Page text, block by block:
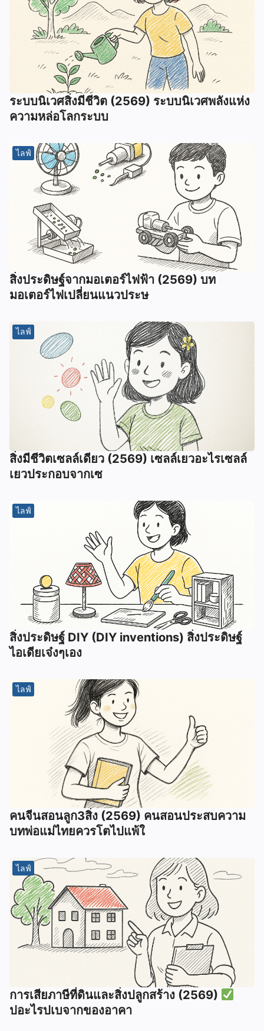
ระบบนิเวศสิ่งมีชีวิต (2569) ระบบนิเวศพลังแห่ง
ความหล่อโลกระบบ
ไลฟ์
สิ่งประดิษฐ์จากมอเตอร์ไฟฟ้า (2569) บท
มอเตอร์ไฟเปลี่ยนแนวประษ
ไลฟ์
สิ่งมีชีวิตเซลล์เดียว (2569) เซลล์เยวอะไรเซลล์
เยวประกอบจากเซ
ไลฟ์
สิ่งประดิษฐ์ DIY (DIY inventions) สิ่งประดิษฐ์
ไอเดียเจ๋งๆเอง
ไลฟ์
คนจีนสอนลูก3สิ่ง (2569) คนสอนประสบความ
บทพ่อแม่ไทยควรโตไปแพ้ใ
ไลฟ์
การเสียภาษีที่ดินและสิ่งปลูกสร้าง (2569)
ปอะไรปเบจากของอาคา